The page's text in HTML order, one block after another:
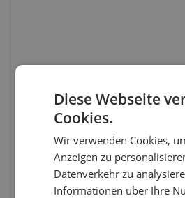
Diese Webseite
Cookies.
Wir verwenden Cookies,
Anzeigen zu
Datenverkehr zu
Informationen über Ihre